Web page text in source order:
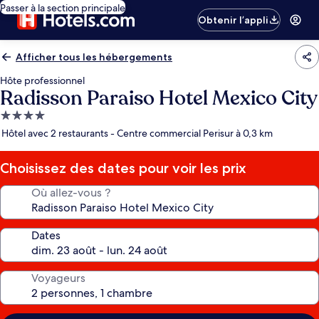
Passer à la section principale
Obtenir l’appli
Afficher tous les hébergements
Hôte professionnel
Radisson Paraiso Hotel Mexico City
Hébergement
4.0 étoiles
Hôtel avec 2 restaurants - Centre commercial Perisur à 0,3 km
Choisissez des dates pour voir les prix
Où allez-vous ?
Dates
Voyageurs